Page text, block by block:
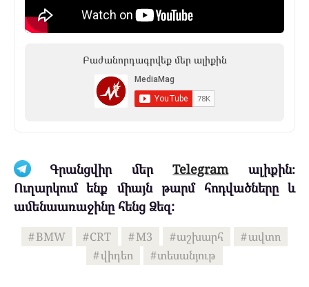
Բաժանորդագրվեք մեր ալիքին
Գրանցվիր մերTelegramալիքին։
Ուղարկում ենք միայն թարմ հոդվածները և
ամենաառաջինը հենց Ձեզ:
BMW CRT M3 աշխարհ
ավտո
վիդեո
տեսանյութ